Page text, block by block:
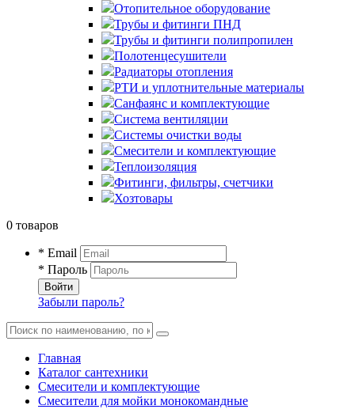
Отопительное оборудование
Трубы и фитинги ПНД
Трубы и фитинги полипропилен
Полотенцесушители
Радиаторы отопления
РТИ и уплотнительные материалы
Санфаянс и комплектующие
Система вентиляции
Системы очистки воды
Смесители и комплектующие
Теплоизоляция
Фитинги, фильтры, счетчики
Хозтовары
0 товаров
* Email
* Пароль
Войти
Забыли пароль?
Главная
Каталог сантехники
Смесители и комплектующие
Смесители для мойки монокомандные